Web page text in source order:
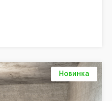
Новинка